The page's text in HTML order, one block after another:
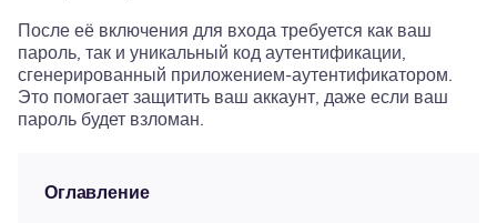
После её включения для входа требуется как ваш
пароль, так и уникальный код аутентификации,
сгенерированный приложением-аутентификатором.
Это помогает защитить ваш аккаунт, даже если ваш
пароль будет взломан.
Оглавление